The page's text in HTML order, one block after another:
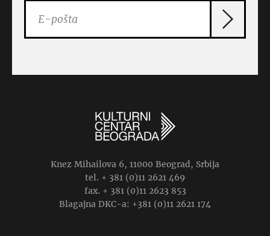
Knez Mihailova 6, 11000 Beograd, Srbija
tel. + 381 (0)11 2621 469
fax. + 381 (0)11 2623 853
Blagajna DKC-a: +381 (0)11 2621 174